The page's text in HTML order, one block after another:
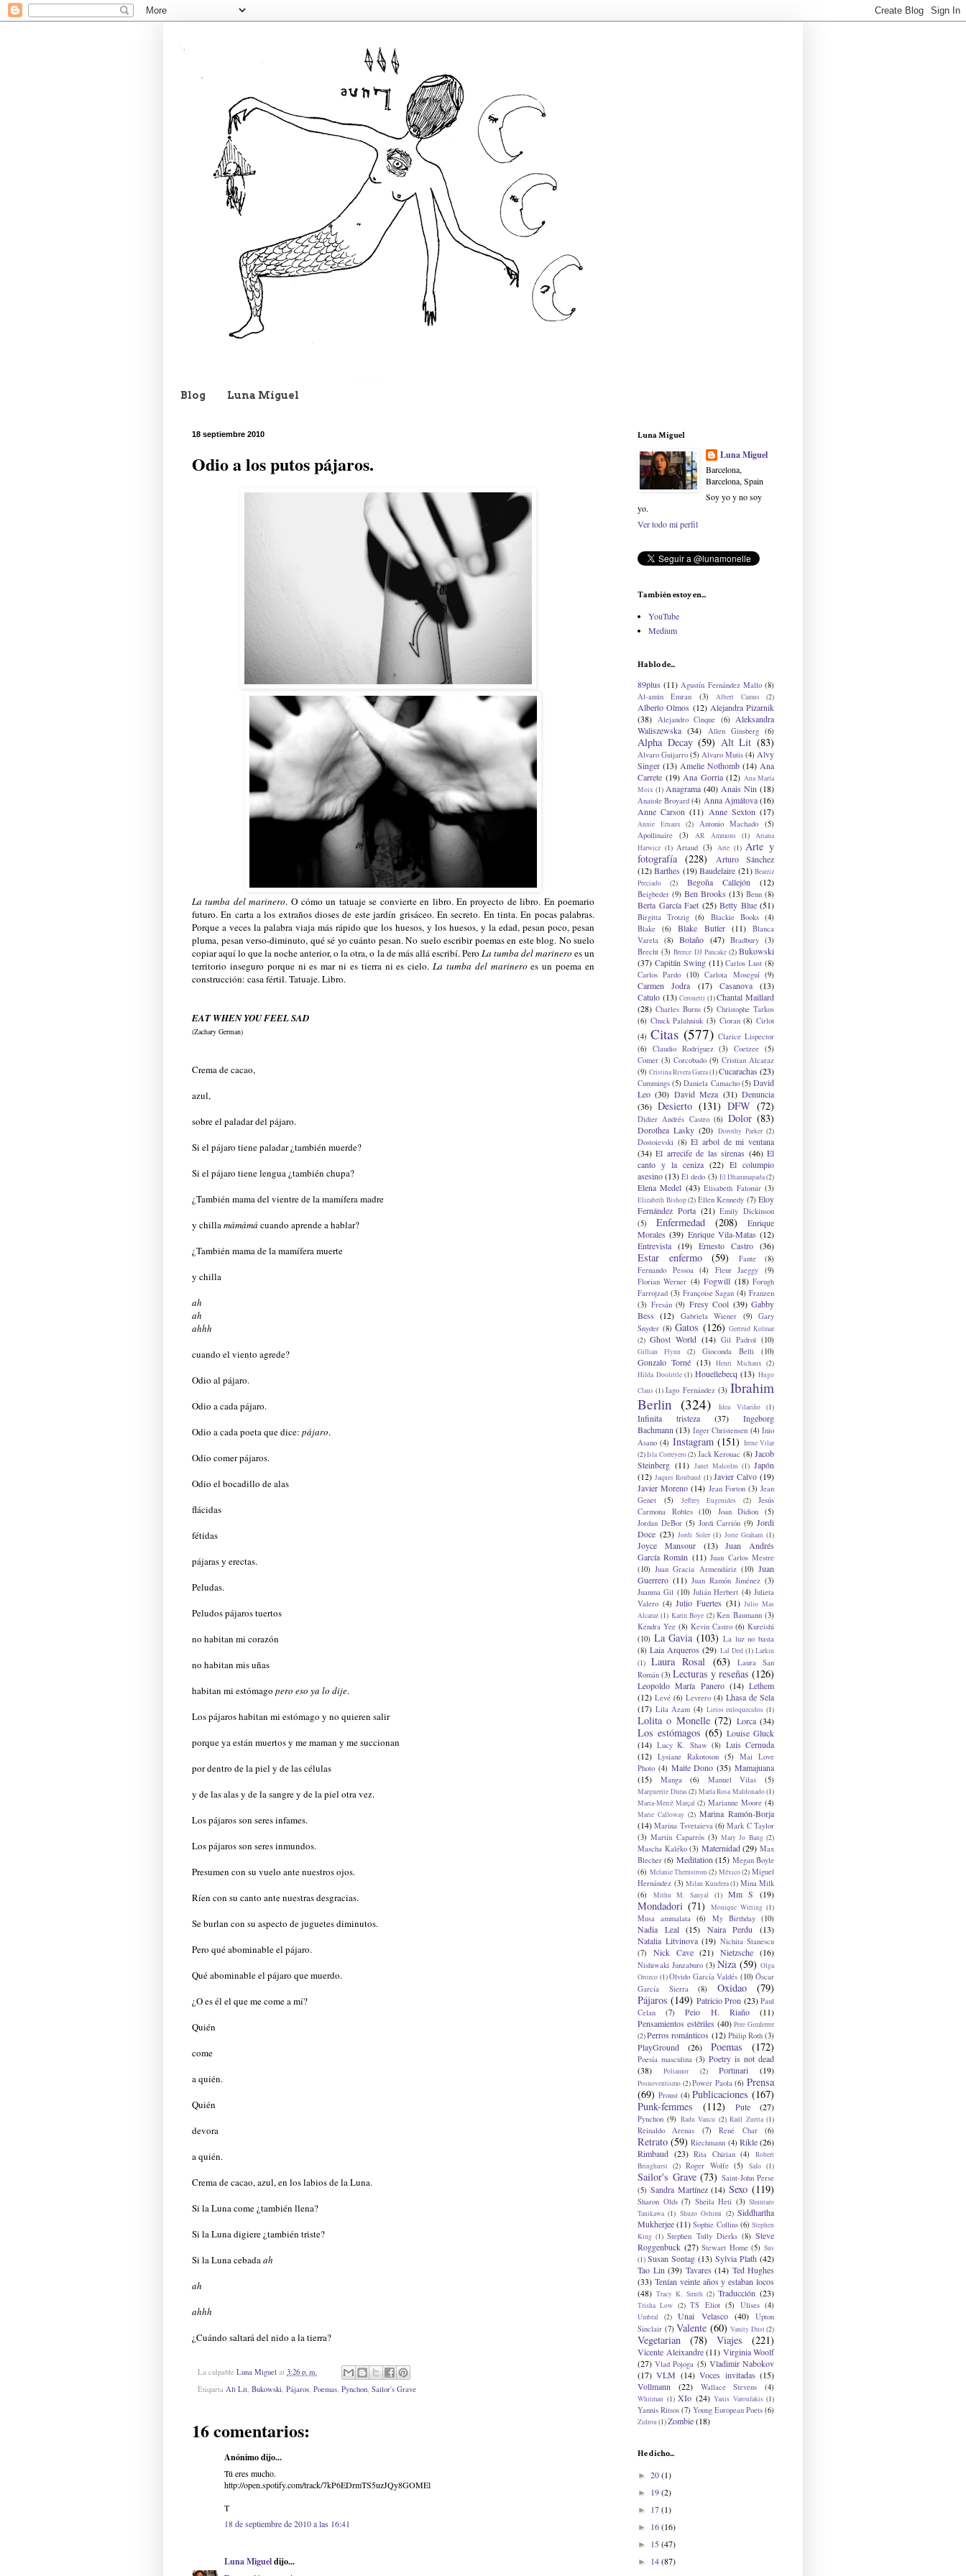
Blog Luna Miguel
18 septiembre 2010
Odio a los putos pájaros.
La tumba del marinero. O cómo un tatuaje se convierte en libro. En proyecto de libro. En poemario
futuro. En carta a los extraños dioses de este jardín grisáceo. En secreto. En tinta. En pocas palabras.
Porque a veces la palabra viaja más rápido que los huesos, y los huesos, y la edad, pesan poco, pesan
pluma, pesan verso-diminuto, qué sé yo cuánto pesan. No suelo escribir poemas en este blog. No suelo
copiar aquí lo que la noche anterior, o la otra, o la de más allá escribí. PeroLa tumba del marinero es un
territorio inseguro porque ni es mar ni es tierra ni es cielo.La tumba del marinero es un poema en
construcción: casa fértil. Tatuaje. Libro.
EAT WHEN YOU FEEL SAD
(Zachary German)
Crema de cacao,
azul,
sobre el paladar del pájaro.
Si el pájaro tiene paladar ¿también muerde?
Si el pájaro tiene lengua ¿también chupa?
¿También mama del vientre de la mamífera madre
y chillamámámá cuando aprende a hablar?
¿También mama de la mamífera muerte
y chilla
ah
ah
ahhh
cuando el viento agrede?
Odio al pájaro.
Odio a cada pájaro.
Odio a cada poeta que dice: pájaro.
Odio comer pájaros.
Odio el bocadillo de alas
flácidas
fétidas
pájaras y erectas.
Peludas.
Peludos pájaros tuertos
no habitan mi corazón
no habitan mis uñas
habitan mi estómago pero eso ya lo dije.
Los pájaros habitan mi estómago y no quieren salir
porque ya están muertos y me maman y me succionan
por dentro de la piel y de las células
y de las alas y de la sangre y de la piel otra vez.
Los pájaros son seres infames.
Los pájaros son seres inmundos.
Presumen con su vuelo ante nuestros ojos.
Ríen con su canto ante nuestras desgracias.
Se burlan con su aspecto de juguetes diminutos.
Pero qué abominable el pájaro.
Qué abominable el pájaro que muerdo.
¿O es él el que me come a mí?
Quién
come
a quién.
Quién
devora
a quién.
Crema de cacao, azul, en los labios de la Luna.
Si la Luna come ¿también llena?
Si la Luna digiere ¿también triste?
Si la Luna cebadaah
ah
ahhh
¿Cuándo saltará del nido a la tierra?
La culpable Luna Miguel at 3:26 p. m.
Etiqueta Alt Lit, Bukowski, Pájaros, Poemas, Pynchon, Sailor's Grave
16 comentarios:
Anónimo dijo...
Tú eres mucho.
http://open.spotify.com/track/7kP6EDrmTS5uzJQy8GOMEl
T
18 de septiembre de 2010 a las 16:41
Luna Migueldijo...
Luna Miguel
Luna Miguel
Barcelona,
Barcelona, Spain
Soy yo y no soy
yo.
Ver todo mi perfil
También estoy en...
YouTube
Medium
Hablo de...
89plus (11) Agustín Fernández Mallo (8)
Al-amin Emran
(3) Albert Camus (2)
Alberto Olmos (12) Alejandra Pizarnik
(38)
Alejandro Cinque (6)
Aleksandra
Waliszewska (34) Allen Ginsberg (6)
Alpha Decay (59) Alt Lit (83)
Alvaro Guijarro (5) Alvaro Mutis (4) Alvy
Singer (13) Amelie Nothomb (14) Ana
Carrete (19) Ana Gorria (12) Ana María
Moix (1) Anagrama (40) Anais Nin (18)
Anatole Broyard (4) Anna Ajmátova (16)
Anne Carson (11) Anne Sexton (17)
Annie Ernaux (2) Antonio Machado
(5)
Apollinaire
(3) AR Ammons (1)
Ariana
Harwicz (1) Artaud (3) Arte (1) Arte y
fotografía (228)
Arturo Sánchez
(12) Barthes (19) Baudelaire (21) Beatriz
Preciado
(2) Begoña Callejón (12)
Beigbeder (9) Ben Brooks (13) Benn (8)
Berta García Faet (25) Betty Blue (51)
Birgitta Trotzig (6) Blackie Books (4)
Blake
(6) Blake Butler (11)
Blanca
Varela
(8) Bolaño (47) Bradbury (3)
Brecht (3) Breece DJ Pancake (2) Bukowski
(37) Capitán Swing (11) Carlos Lust (8)
Carlos Pardo (10) Carlota Moseguí (9)
Carmen Jodra (17) Casanova
(13)
Catulo (13) Ceronetti (1) Chantal Maillard
(28) Charles Burns (5) Christophe Tarkos
(6) Chuck Palahniuk (3) Cioran (8) Cirlot
(4) Citas (577) Clarice Lispector
(6)
Claudio Rodríguez (3) Coetzee (5)
Comer (3) Corcobado (9) Cristian Alcaraz
(9) Cristina Rivera Garza(1)Cucarachas (23)
Cummings (5) Daniela Camacho (5) David
Leo (30) David Meza (31) Denuncia
(36) Desierto (131) DFW (72)
Didier Andrés Castro (6) Dolor (83)
Dorothea Lasky (20) Dorothy Parker (2)
Dostoievski (8) El arbol de mi ventana
(34) El arrecife de las sirenas (46) El
canto y la ceniza (22) El columpio
asesino(13) El dedo (3) El Dhammapada(2)
Elena Medel (43) Elisabeth Falomir (3)
Elizabeth Bishop(2) Ellen Kennedy (7) Eloy
Fernández Porta (21) Emily Dickinson
(5)
Enfermedad (208)
Enrique
Morales (39) Enrique Vila-Matas (12)
Entrevista (19) Ernesto Castro (36)
Estar enfermo (59) Fante
(8)
Fernando Pessoa
(4) Fleur Jaeggy
(9)
Florian Werner (4) Fogwill (18) Forugh
Farrojzad (3) Françoise Sagan (4) Franzen
(3) Fresán (9) Fresy Cool (39) Gabby
Bess (12) Gabriela Wiener (9)
Gary
Snyder (8) Gatos (126) Gertrud Kolmar
(2) Ghost World (14) Gil Padrol (10)
Gillian Flynn (2) Gioconda Belli (10)
Gonzalo Torné (13) Henri Michaux (2)
Hilda Doolittle (1) Houellebecq (13) Hugo
Claus (1) Iago Fernández (3) Ibrahim
Berlin (324) Idea Vilariño (1)
Infinita tristeza (37)
Ingeborg
Bachmann (13) Inger Christensen (4) Inio
Asano (4) Instagram (151) Irene Vilar
(2)Isla Correyero(2) Jack Kerouac (8) Jacob
Steinberg (11) Janet Malcolm (1) Japón
(12) Jaques Roubaud (1) Javier Calvo (19)
Javier Moreno (14) Jean Forton (3) Jean
Genet
(5) Jeffrey Eugenides (2)
Jesús
Carmona Robles
(10) Joan Didion
(5)
Jordan DeBor (5) Jordi Carrión (9) Jordi
Doce (23) Jordi Soler (1) Jorie Graham (1)
Joyce Mansour (13)
Juan Andrés
García Román (11) Juan Carlos Mestre
(10) Juan Gracia Armendáriz (10) Juan
Guerrero (11) Juan Ramón Jiménez (3)
Juanma Gil (10) Julián Herbert (4) Julieta
Valero (4) Julio Fuertes (31) Julio Mas
Alcaraz (1) Karin Boye (2) Ken Baumann (3)
Kendra Yee (8) Kevin Castro (6) Kureishi
(10) La Gavia (103) La luz no basta
(8) Laia Arqueros (29) Lal Ded (1) Larkin
(1)
Laura Rosal (63)
Laura San
Román (3) Lecturas y reseñas (126)
Leopoldo María Panero (14) Lethem
(12) Levé (6) Levrero (4) Lhasa de Sela
(17) Lila Azam (4) Lirios enloquecidos (1)
Lolita o Monelle (72) Lorca (34)
Los estómagos (65) Louise Gluck
(14) Lucy K. Shaw (8) Luis Cernuda
(12) Lysiane Rakotoson (5)
Mai Love
Photo (4) Maite Dono (35) Mamajuana
(15)
Manga (6) Manuel Vilas (5)
Marguerite Duras(2) María Rosa Maldonado(1)
Maria-Mercè Marçal (2) Marianne Moore (4)
Marie Calloway (2) Marina Ramón-Borja
(14) Marina Tsvetaieva (6) Mark C Taylor
(3) Martín Caparrós (3) Mary Jo Bang (2)
Mascha Kaléko (3) Maternidad (29) Max
Blecher (6) Meditation (15) Megan Boyle
(6) Melanie Thernstrom (2) México (2) Miguel
Hernández (3) Milan Kundera(1) Mina Milk
(6)
Mithu M. Sanyal (1) Mm S (19)
Mondadori (71) Monique Witting (1)
Musa ammalata (6) My Birthday (10)
Nadia Leal (15) Naira Perdu
(13)
Natalia Litvinova (19) Nichita Stanescu
(7)
Nick Cave (21) Nietzsche (16)
Nishiwaki Junzaburo (3) Niza (59) Olga
Orozco (1)Olvido García Valdés (10) Óscar
García Sierra
(8) Oxidao
(79)
Pájaros (149) Patricio Pron (23) Paul
Celan
(7) Peio H. Riaño
(11)
Pensamientos estériles (40) Pere Gimferrer
(2)Perros románticos (12) Philip Roth (3)
PlayGround (26) Poemas (172)
Poesía masculina (3) Poetry is not dead
(38)
Poliamor (2) Portinari (19)
Posnoventismo (2) Power Paola (6) Prensa
(69) Proust (4) Publicaciones (167)
Punk-femmes
(112) Pute (27)
Pynchon (9) Radu Vancu (2) Raúl Zurita (1)
Reinaldo Arenas (7) René Char (6)
Retrato (59) Riechmann (4) Rikle (26)
Rimbaud (23) Rita Chirian (4)
Robert
Bringhurst (2) Roger Wolfe (5) Safo (1)
Sailor's Grave (73) Saint-John Perse
(5) Sandra Martínez (14) Sexo (119)
Sharon Olds (7) Sheila Heti (3) Shuntaro
Tanikawa (1) Shuzo Oshimi (2) Siddhartha
Mukherjee (11) Sophie Collins (6) Stephen
King (1) Stephen Tully Dierks (8) Steve
Roggenbuck (27) Stewart Home (5) Sus
(1) Susan Sontag (13) Sylvia Plath (42)
Tao Lin (39) Tavares (14) Ted Hughes
(33) Tenían veinte años y estaban locos
(48) Tracy K. Smith (2) Traducción (23)
Trisha Low (2) TS Eliot (5) Ulises (4)
Umbral (2) Unai Velasco (40)
Upton
Sinclair (7) Valente (60) Vanity Dust(2)
Vegetarian (78) Viajes (221)
Vicente Aleixandre (11) Virginia Woolf
(27) Vlad Pojoga (5) Vladimir Nabokov
(17) VLM (14) Voces invitadas (15)
Vollmann
(22) Wallace Stevens (4)
Whitman (1) XIo (24) Yanis Varoufakis (1)
Yannis Ritsos (7) Young European Poets (6)
Zidrou(1)Zombie(18)
He dicho...
► 20(1)
► 19(2)
► 17(1)
► 16(16)
► 15(47)
► 14(87)